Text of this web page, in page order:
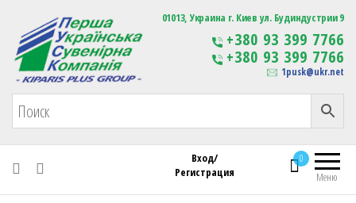
Первая Украинская Сувенирная Компания Изготовление
сувенирной продукции
с логотипом
01013, Украина г. Киев ул. Будиндустрии 9
+380 93 399 7766
+380 93 399 7766
1pusk@ukr.net
Меню
0
Вход/
Регистрация